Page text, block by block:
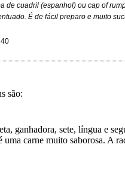
de cuadril (espanhol) ou cap of
É de fácil preparo e muito
são:
ganhadora, sete, língua e
uma carne muito saborosa. A